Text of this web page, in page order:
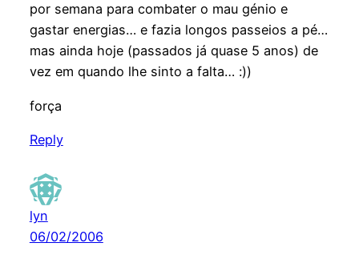
por semana para combater o mau génio e
gastar energias… e fazia longos passeios a pé…
mas ainda hoje (passados já quase 5 anos) de
vez em quando lhe sinto a falta… :))
força
Reply
lyn
06/02/2006